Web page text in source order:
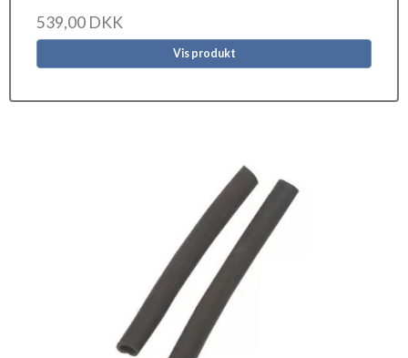
539,00 DKK
Vis produkt